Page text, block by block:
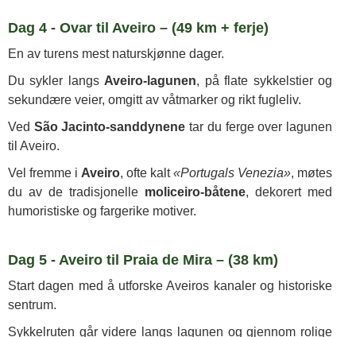
Dag 4 - Ovar til Aveiro – (49 km + ferje)
En av turens mest naturskjønne dager.
Du sykler langs Aveiro-lagunen, på flate sykkelstier og
sekundære veier, omgitt av våtmarker og rikt fugleliv.
Ved São Jacinto-sanddynene tar du ferge over lagunen
til Aveiro.
Vel fremme i Aveiro, ofte kalt«Portugals Venezia», møtes
du av de tradisjonelle moliceiro-båtene, dekorert med
humoristiske og fargerike motiver.
Dag 5 - Aveiro til Praia de Mira – (38 km)
Start dagen med å utforske Aveiros kanaler og historiske
sentrum.
Sykkelruten går videre langs lagunen og gjennom rolige